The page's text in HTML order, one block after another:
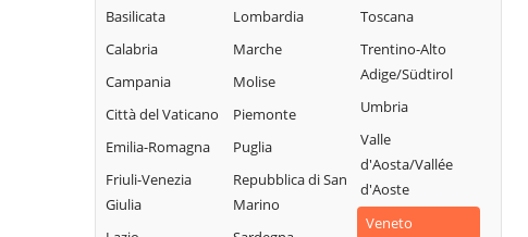
Basilicata
Calabria
Campania
Città del Vaticano
Emilia-Romagna
Friuli-Venezia
Giulia
Lombardia
Marche
Molise
Piemonte
Puglia
Repubblica di San
Marino
Toscana
Trentino-Alto
Adige/Südtirol
Umbria
Valle
d'Aosta/Vallée
d'Aoste
Veneto